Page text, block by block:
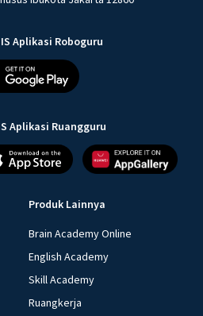
Aplikasi Roboguru
Aplikasi Ruangguru
Produk Lainnya
Brain Academy Online
English Academy
Skill Academy
Ruangkerja